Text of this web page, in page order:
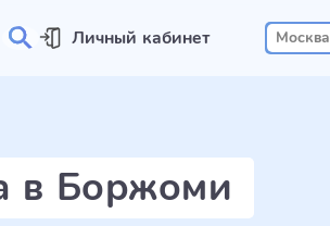
Личный кабинет Москва
в Боржоми